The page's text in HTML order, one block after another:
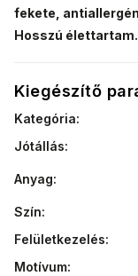
fekete,
Hosszú élettartam.
Kiegészítő
Kategória:
Jótállás:
Anyag:
Szín:
Felületkezelés:
Motívum: